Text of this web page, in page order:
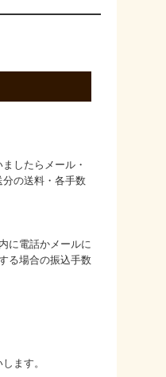
したらメール・
の送料・各手数
に電話かメールに
る場合の振込手数
します。